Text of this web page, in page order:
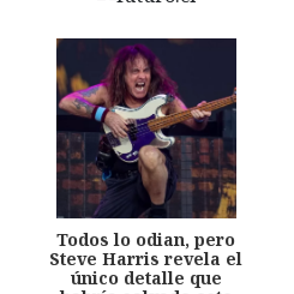
Todos lo odian, pero
Steve Harris revela el
único detalle que